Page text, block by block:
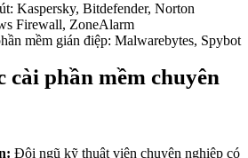
Kaspersky, Bitdefender, Norton
Firewall, ZoneAlarm
mềm gián điệp: Malwarebytes, Spybot
cài phần mềm chuyên
Đội ngũ kỹ thuật viên chuyên nghiệp có